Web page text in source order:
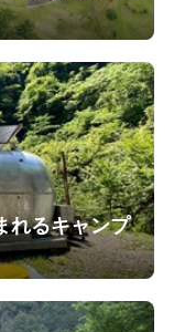
れるキャンプ